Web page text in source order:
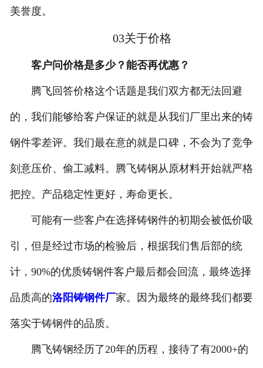
美誉度。
03关于价格
客户问价格是多少？能否再优惠？
腾飞回答价格这个话题是我们双方都无法回避
的，我们能够给客户保证的就是从我们厂里出来的铸
钢件零差评。我们最在意的就是口碑，不会为了竞争
刻意压价、偷工减料。腾飞铸钢从原材料开始就严格
把控。产品稳定性更好，寿命更长。
可能有一些客户在选择铸钢件的初期会被低价吸
引，但是经过市场的检验后，根据我们售后部的统
计，90%的优质铸钢件客户最后都会回流，最终选择
品质高的洛阳铸钢件厂家。因为最终的最终我们都要
落实于铸钢件的品质。
腾飞铸钢经历了20年的历程，接待了有2000+的